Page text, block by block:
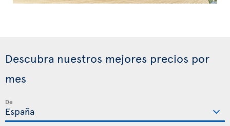
Descubra nuestros mejores precios por
mes
De